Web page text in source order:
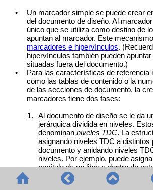
•
Un marcador simple se puede crear
del documento de diseño. Al
único que se utiliza como destino de
apuntan al marcador. Este
marcadores e hipervínculos.
hipervínculos también pueden
situadas fuera del documento.)
•
Para las características de referencia
como las tablas de contenido o la
de las secciones de documento, la
marcadores tiene dos fases:
1.
Al documento de diseño se le da
jerárquica dividida en niveles.
denominan niveles TDC. La
asignando niveles TDC a distintos
documento y anidando niveles
niveles. Por ejemplo, puede
capítulo de un libro y dentro de
otro nivel TDC para las secciones
2.
Dentro de los diferentes niveles